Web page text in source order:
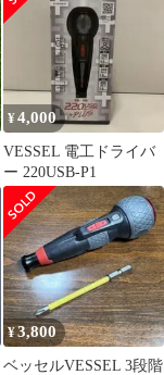
¥4,000
VESSEL 電工ドライバ
ー 220USB-P1
¥3,800
ベッセルVESSEL 3段階